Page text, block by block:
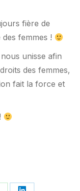
fière de
femmes !
unisse afin
des femmes,
fait la force et